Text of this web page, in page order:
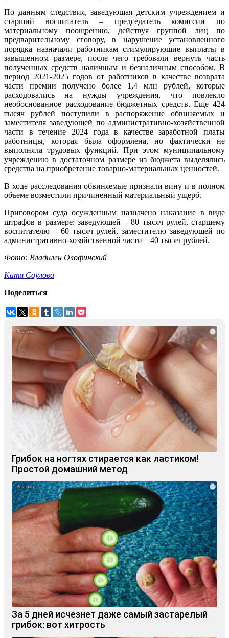
По данным следствия, заведующая детским учреждением и
старший воспитатель – председатель комиссии по
материальному поощрению, действуя группой лиц по
предварительному сговору, в нарушение установленного
порядка назначали работникам стимулирующие выплаты в
завышенном размере, после чего требовали вернуть часть
полученных средств наличным и безналичным способом. В
период 2021-2025 годов от работников в качестве возврата
части премии получено более 1,4 млн рублей, которые
расходовались на нужды учреждения, что повлекло
необоснованное расходование бюджетных средств. Еще 424
тысяч рублей поступили в распоряжение обвиняемых и
заместителя заведующей по административно-хозяйственной
части в течение 2024 года в качестве заработной платы
работницы, которая была оформлена, но фактически не
выполняла трудовых функций. При этом муниципальному
учреждению в достаточном размере из бюджета выделялись
средства на приобретение товарно-материальных ценностей.
В ходе расследования обвиняемые признали вину и в полном
объеме возместили причиненный материальный ущерб.
Приговором суда осужденным назначено наказание в виде
штрафов в размере: заведующей – 80 тысяч рулей, старшему
воспитателю – 60 тысяч рулей, заместителю заведующей по
административно-хозяйственной части – 40 тысяч рублей.
Фото: Владилен Олофинский
Катя Соулова
Поделиться
i
Грибок на ногтях стирается как ластиком!
Простой домашний метод
i
За 5 дней исчезнет даже самый застарелый
грибок: вот хитрость